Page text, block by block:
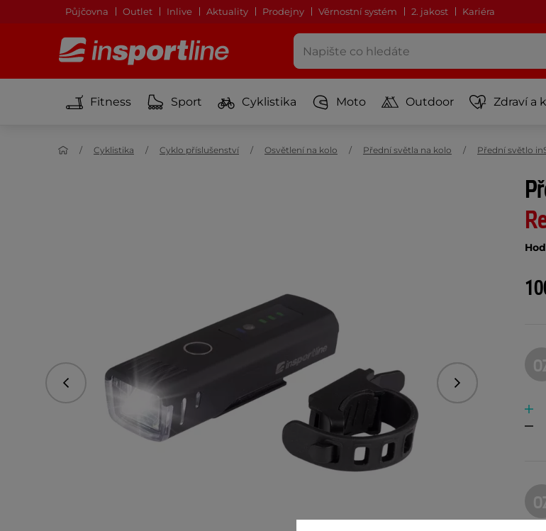
Půjčovna Outlet Inlive Aktuality Prodejny Věrnostní systém 2. jakost Kariéra
Fitness Sport Cyklistika Moto Outdoor Zdraví a
Cyklistika Cyklo příslušenství Osvětlení na kolo Přední světla na kolo Přední světlo
Předchozí Následující